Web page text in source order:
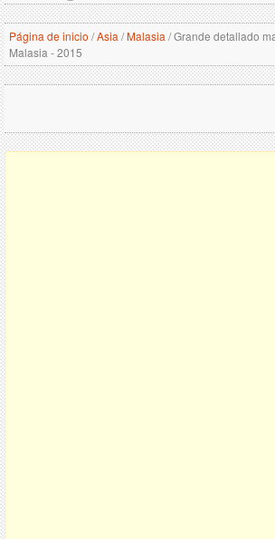
Página de inicio /Asia /Malasia /Grande detallado
Malasia - 2015